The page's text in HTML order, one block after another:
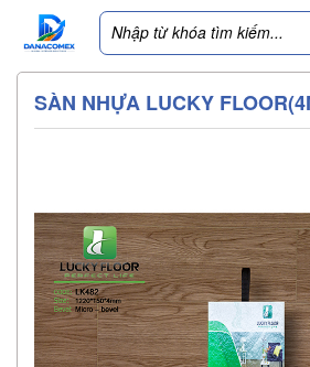
SÀN NHỰA LUCKY